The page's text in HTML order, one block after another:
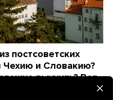
постсоветских
Чехию и Словакию?
выучить? Вот